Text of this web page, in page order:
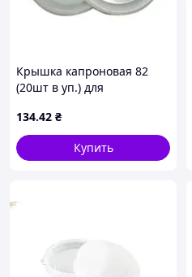
Крышка капроновая 82
(20шт в уп.) для
134.42 ₴
Купить